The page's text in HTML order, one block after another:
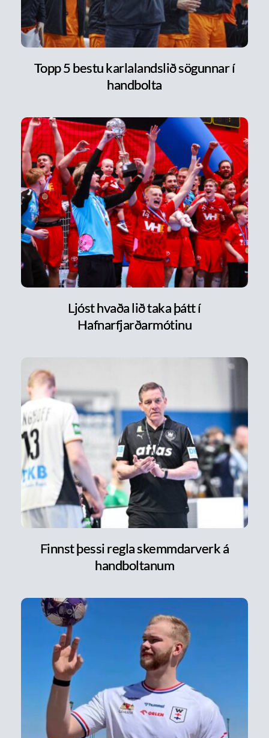
Topp 5 bestu karlalandslið sögunnar í
handbolta
Ljóst hvaða lið taka þátt í
Hafnarfjarðarmótinu
Finnst þessi regla skemmdarverk á
handboltanum